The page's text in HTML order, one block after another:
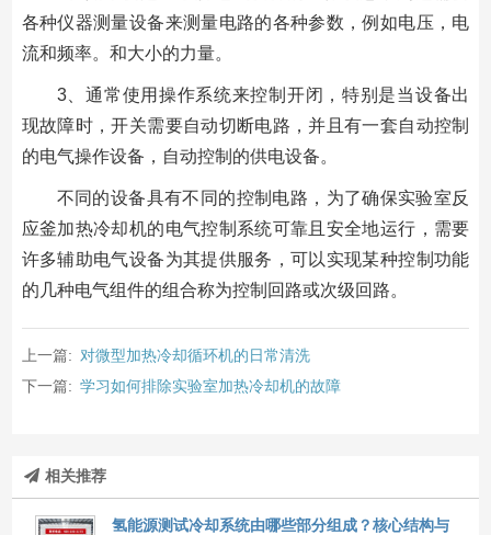
各种仪器测量设备来测量电路的各种参数，例如电压，电
流和频率。和大小的力量。
3、通常使用操作系统来控制开闭，特别是当设备出
现故障时，开关需要自动切断电路，并且有一套自动控制
的电气操作设备，自动控制的供电设备。
不同的设备具有不同的控制电路，为了确保实验室反
应釜加热冷却机的电气控制系统可靠且安全地运行，需要
许多辅助电气设备为其提供服务，可以实现某种控制功能
的几种电气组件的组合称为控制回路或次级回路。
上一篇: 对微型加热冷却循环机的日常清洗
下一篇: 学习如何排除实验室加热冷却机的故障
相关推荐
氢能源测试冷却系统由哪些部分组成？核心结构与